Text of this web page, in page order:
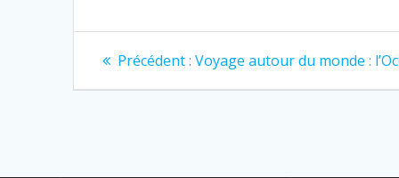
k
r
Précédent : Voyage autour du monde :